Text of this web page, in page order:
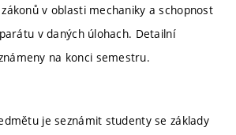
v oblasti mechaniky a schopnost
v daných úlohach. Detailní
na konci semestru.
je seznámit studenty se základy